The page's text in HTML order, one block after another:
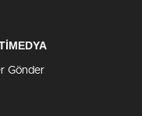
Gönder